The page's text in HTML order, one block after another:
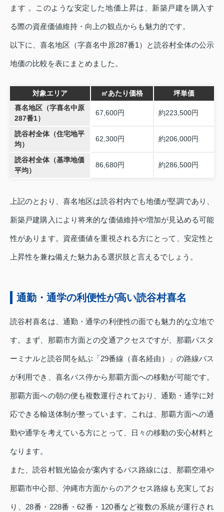
ます 。このような安定した地価上昇は、新築戸建を購入す
る際の資産価値維持・向上の観点からも魅力的です。
以下に、喜名地区（字喜名中原287番1）と読谷村全体の公示
地価の比較を表にまとめました。
対象エリア ㎡あたり価格
坪単価
喜名地区（字喜名中原
287番1）
67,600円 約223,500円
読谷村全体（住宅地平
均）
62,300円 約206,000円
読谷村全体（基準地価
平均）
86,680円 約286,500円
上記のとおり、喜名地区は読谷村内でも地価が堅調であり、
新築戸建購入により将来的な価値維持や増加が見込める可能
性があります。資産価値を重視される方にとって、安定性と
上昇性を兼ね備えた魅力ある選択肢と言えるでしょう。
通勤・通学の利便性が高い読谷村喜名
読谷村喜名は、通勤・通学の利便性の面でも魅力的な立地で
す。まず、那覇市方面との交通アクセスですが、那覇バスタ
ーミナルと読谷間を結ぶ「29番線（喜名経由）」の路線バス
が利用でき、喜名バス停から那覇方面への移動が可能です。
那覇方面への朝の便も複数運行されており、通勤・通学に対
応できる輸送体制が整っています。これは、那覇方面への通
勤や通学を考えている方にとって、日々の移動の安心材料と
なります。
また、読谷村観光協会が案内するバス路線には、那覇空港や
那覇市中心部、沖縄市方面からのアクセス路線も充実してお
り、28番・228番・62番・120番など複数の系統が運行され